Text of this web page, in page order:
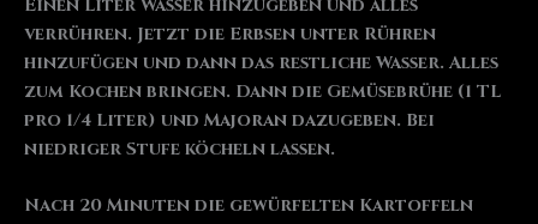
Einen Liter Wasser hinzugeben und alles
verrühren. Jetzt die Erbsen unter Rühren
hinzufügen und dann das restliche Wasser. Alles
zum Kochen bringen. Dann die Gemüsebrühe (1 TL
pro 1/4 Liter) und Majoran dazugeben. Bei
niedriger Stufe köcheln lassen.
Nach 20 Minuten die gewürfelten Kartoffeln